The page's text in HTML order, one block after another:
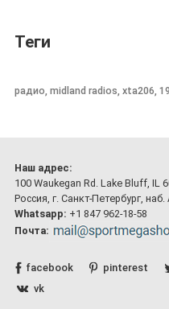
Теги
радио, midland radios, xta206,
Наш адрес:
100 Waukegan Rd. Lake Bluff, IL
Россия, г. Санкт-Петербург,
Whatsapp: +1 847 962-18-58
Почта:
facebook pinterest
vk